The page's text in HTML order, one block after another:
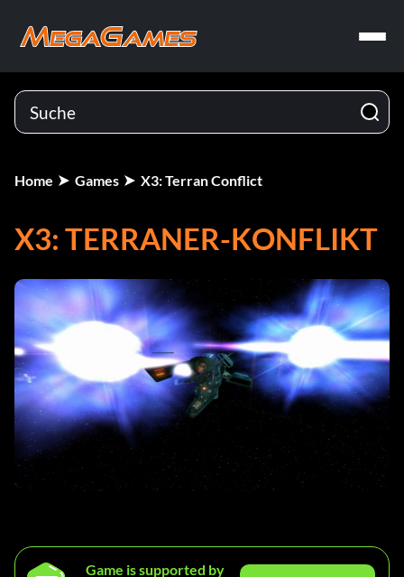
Home Games X3: Terran Conflict
X3: TERRANER-KONFLIKT
Game is supported by